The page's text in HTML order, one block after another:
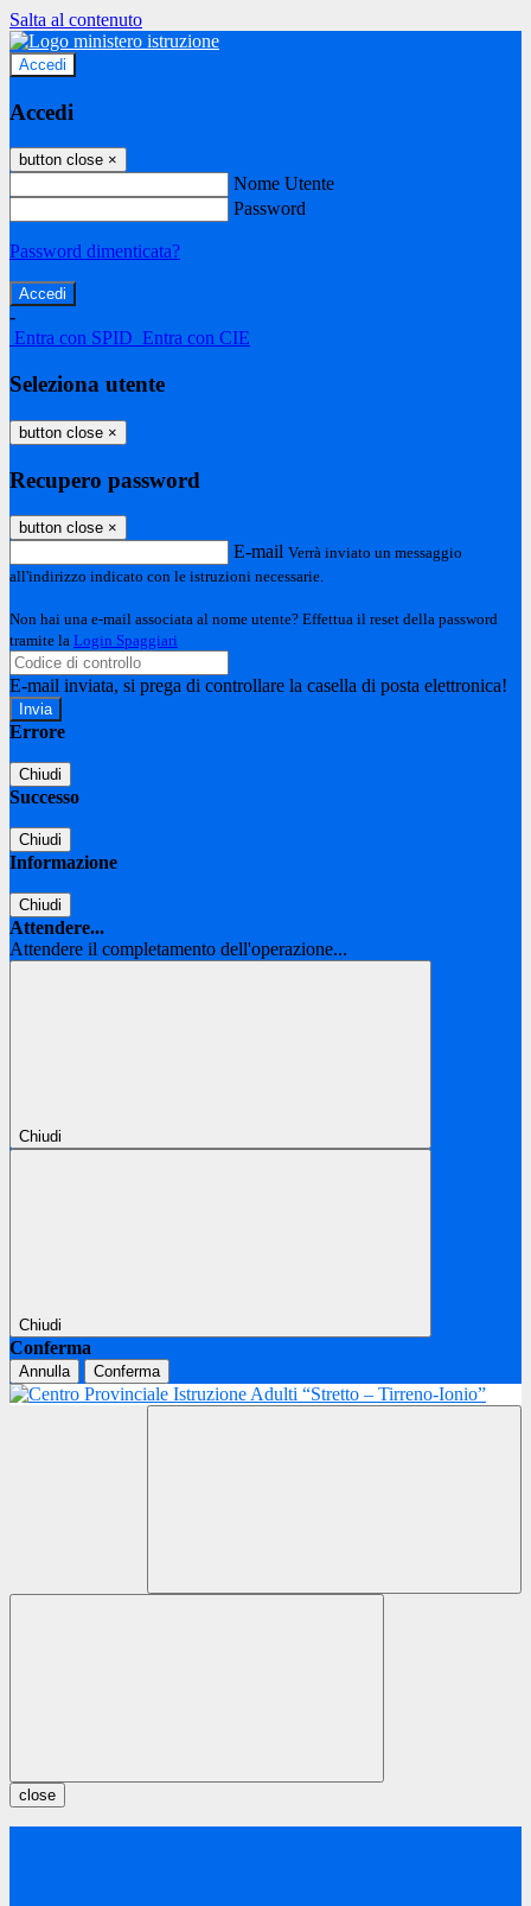
Salta al contenuto
Accedi
Accedi
button close ×
Nome Utente
Password
Password dimenticata?
-
Entra con SPID Entra con CIE
Seleziona utente
button close ×
Recupero password
button close ×
E-mail Verrà inviato un messaggio
all'indirizzo indicato con le istruzioni necessarie.
Non hai una e-mail associata al nome utente? Effettua il reset della password
tramite la Login Spaggiari
E-mail inviata, si prega di controllare la casella di posta elettronica!
Errore
Chiudi
Successo
Chiudi
Informazione
Chiudi
Attendere...
Attendere il completamento dell'operazione...
Chiudi
Chiudi
Conferma
Annulla Conferma
close